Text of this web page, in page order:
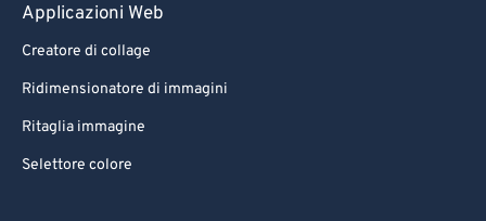
Applicazioni Web
Creatore di collage
Ridimensionatore di immagini
Ritaglia immagine
Selettore colore